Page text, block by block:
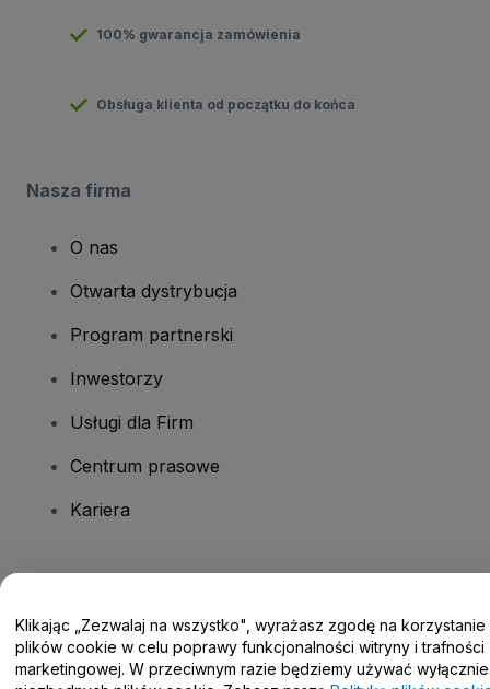
100% gwarancja zamówienia
Obsługa klienta od początku do końca
Nasza firma
O nas
Otwarta dystrybucja
Program partnerski
Inwestorzy
Usługi dla Firm
Centrum prasowe
Kariera
Centrum pomocy / Skontaktuj się z nami
Klikając „Zezwalaj na wszystko", wyrażasz zgodę na korzystanie
plików cookie w celu poprawy funkcjonalności witryny i trafności
marketingowej. W przeciwnym razie będziemy używać wyłącznie